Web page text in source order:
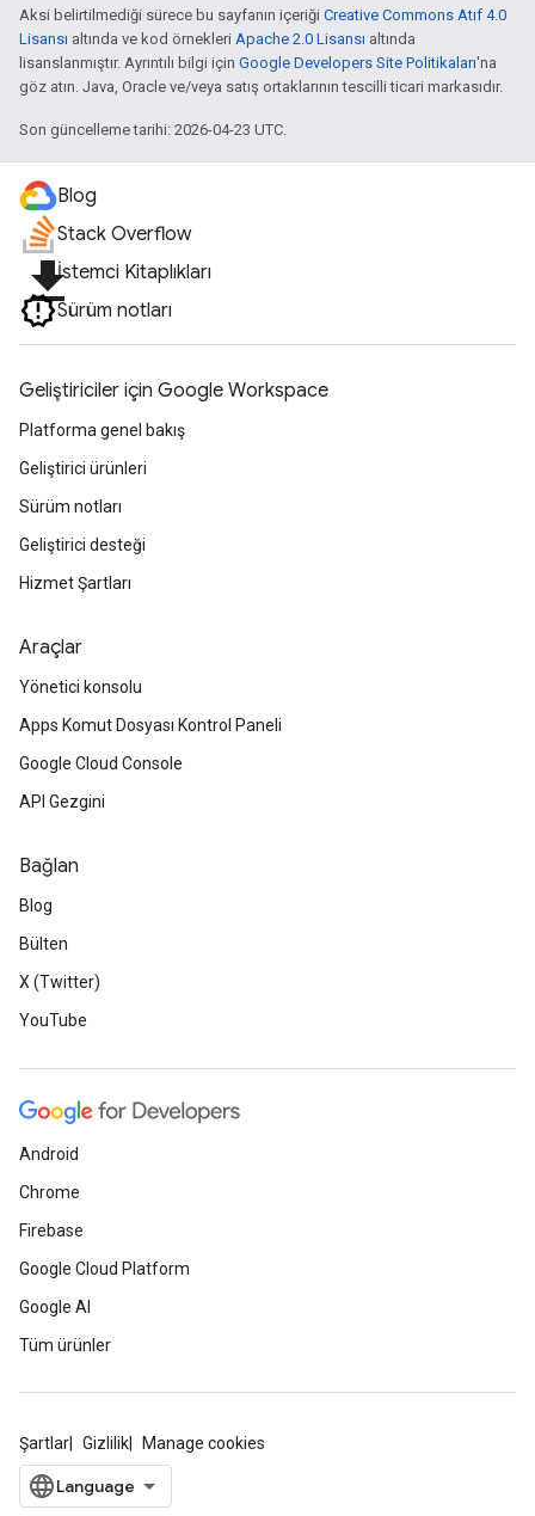
Aksi belirtilmediği sürece bu sayfanın içeriği Creative Commons Atıf 4.0
Lisansı altında ve kod örnekleri Apache 2.0 Lisansı altında
lisanslanmıştır. Ayrıntılı bilgi için Google Developers Site Politikaları'na
göz atın. Java, Oracle ve/veya satış ortaklarının tescilli ticari markasıdır.
Son güncelleme tarihi: 2026-04-23 UTC.
Blog
Stack Overflow
file_downloadİstemci Kitaplıkları
Sürüm notları
Geliştiriciler için Google Workspace
Platforma genel bakış
Geliştirici ürünleri
Sürüm notları
Geliştirici desteği
Hizmet Şartları
Araçlar
Yönetici konsolu
Apps Komut Dosyası Kontrol Paneli
Google Cloud Console
API Gezgini
Bağlan
Blog
Bülten
X (Twitter)
YouTube
Android
Chrome
Firebase
Google Cloud Platform
Google AI
Tüm ürünler
Şartlar Gizlilik Manage cookies